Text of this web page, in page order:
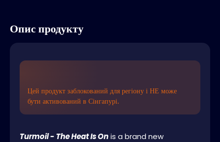
Опис продукту
Цей продукт заблокований для регіону і НЕ може
бути активований в Сінгапурі.
Turmoil - The Heat Is Onis a brand new